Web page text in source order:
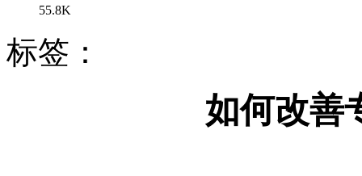
55.8K
标签：
如何改善